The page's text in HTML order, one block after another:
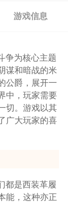
游戏信息
争为核心主题
谋和暗战的米
公爵，展开一
中，玩家需要
切。游戏以其
广大玩家的喜
都是西装革履
能，这种亦正